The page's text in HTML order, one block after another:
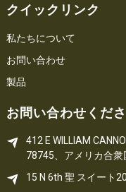
クイックリンク
私たちについて
お問い合わせ
製品
お問い合わせくだ
412 E WILLIAM
78745、アメリカ合衆
15 N 6th 聖 スイート